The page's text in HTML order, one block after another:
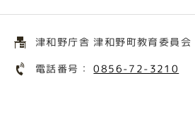
津和野庁舎 津和野町教育委員会
電話番号：0856-72-3210